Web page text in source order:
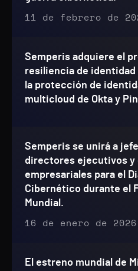
11 de febrero de
Semperis adquiere el
resiliencia de identidad
la protección de
multicloud de Okta y
Semperis se unirá a
directores ejecutivos y
empresariales para el
Cibernético durante el
Mundial.
16 de enero de 2026
El estreno mundial de